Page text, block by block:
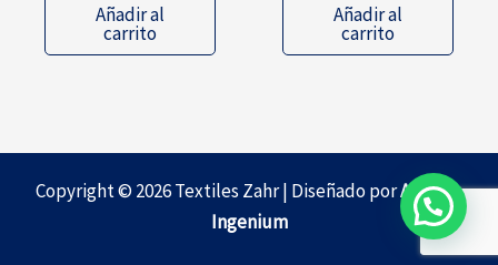
Añadir al
carrito
Añadir al
carrito
Copyright © 2026 Textiles Zahr | Diseñado porAgencia
Ingenium